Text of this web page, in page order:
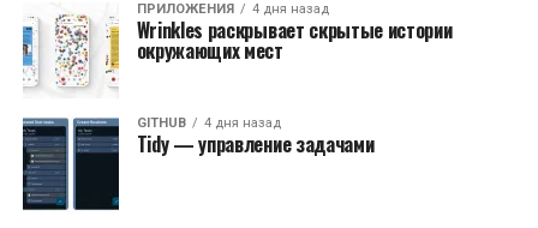
ПРИЛОЖЕНИЯ 4 дня назад
Wrinkles раскрывает скрытые истории
окружающих мест
GITHUB 4 дня назад
Tidy — управление задачами